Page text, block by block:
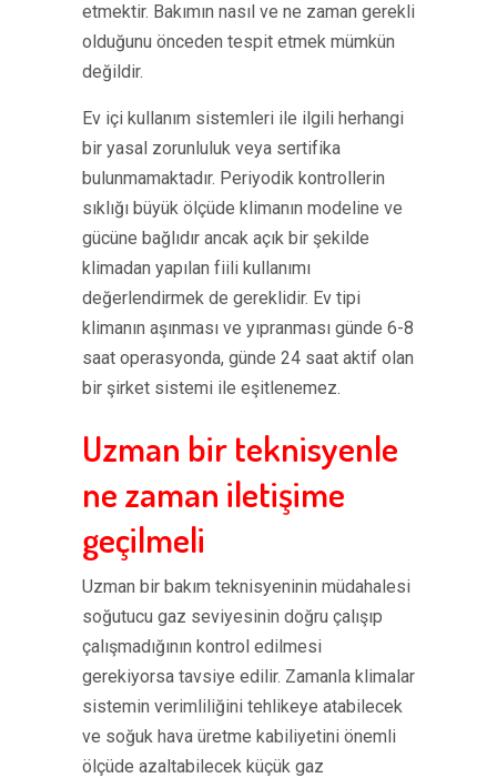
etmektir. Bakımın nasıl ve ne zaman gerekli
olduğunu önceden tespit etmek mümkün
değildir.
Ev içi kullanım sistemleri ile ilgili herhangi
bir yasal zorunluluk veya sertifika
bulunmamaktadır. Periyodik kontrollerin
sıklığı büyük ölçüde klimanın modeline ve
gücüne bağlıdır ancak açık bir şekilde
klimadan yapılan fiili kullanımı
değerlendirmek de gereklidir. Ev tipi
klimanın aşınması ve yıpranması günde 6-8
saat operasyonda, günde 24 saat aktif olan
bir şirket sistemi ile eşitlenemez.
Uzman bir teknisyenle
ne zaman iletişime
geçilmeli
Uzman bir bakım teknisyeninin müdahalesi
soğutucu gaz seviyesinin doğru çalışıp
çalışmadığının kontrol edilmesi
gerekiyorsa tavsiye edilir. Zamanla klimalar
sistemin verimliliğini tehlikeye atabilecek
ve soğuk hava üretme kabiliyetini önemli
ölçüde azaltabilecek küçük gaz